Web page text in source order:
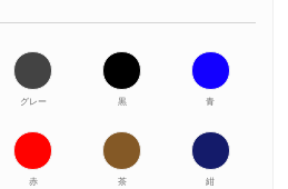
グレー 黒 青
赤 茶 紺